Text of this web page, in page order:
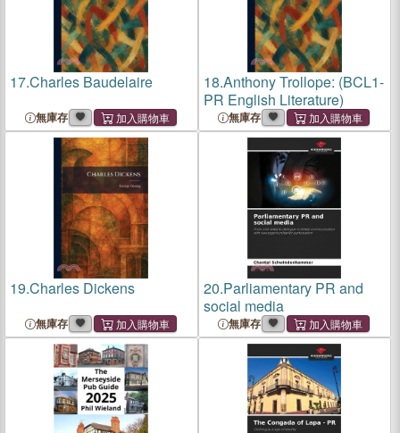
17.Charles Baudelaire
無庫存
18.Anthony Trollope: (BCL1-
PR English Literature)
無庫存
19.Charles Dickens
無庫存
20.Parliamentary PR and
social media
無庫存